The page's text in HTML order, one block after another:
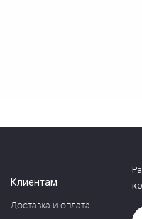
Клиентам
Доставка и оплата